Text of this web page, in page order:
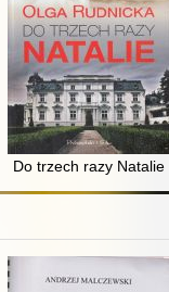
Do trzech razy Natalie